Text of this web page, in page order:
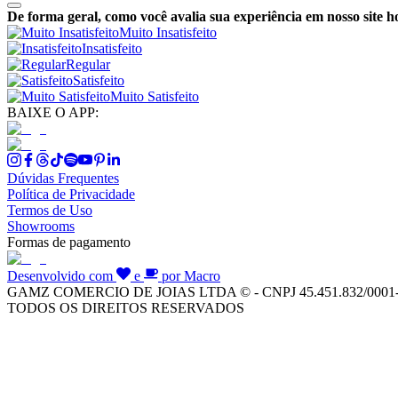
De forma geral, como você avalia sua experiência em nosso site
Muito Insatisfeito
Insatisfeito
Regular
Satisfeito
Muito Satisfeito
BAIXE O APP:
Dúvidas Frequentes
Política de Privacidade
Termos de Uso
Showrooms
Formas de pagamento
Desenvolvido com e
por Macro
GAMZ COMERCIO DE JOIAS LTDA © - CNPJ 45.451.832/
TODOS OS DIREITOS RESERVADOS